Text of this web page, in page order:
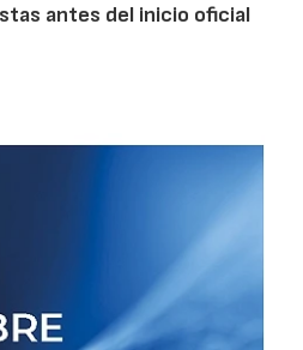
antes del inicio oficial